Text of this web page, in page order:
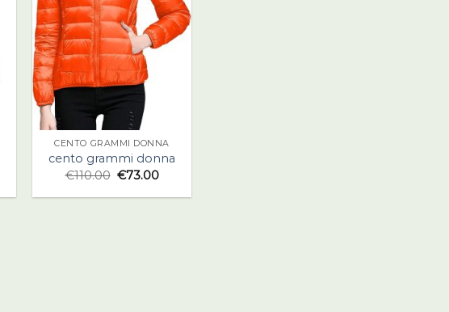
CENTO GRAMMI DONNA
cento grammi donna
€110.00 €73.00